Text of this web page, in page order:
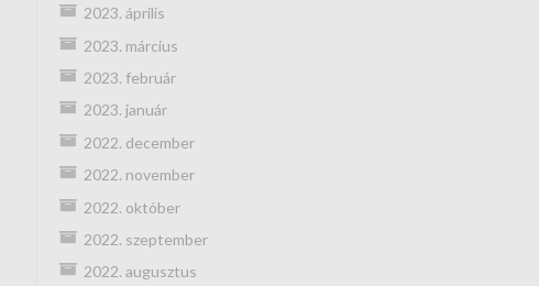
2023. április
2023. március
2023. február
2023. január
2022. december
2022. november
2022. október
2022. szeptember
2022. augusztus